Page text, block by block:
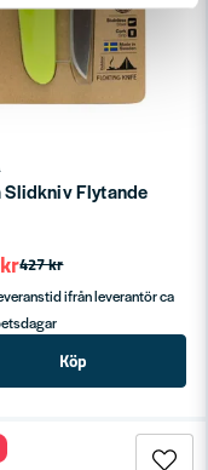
trubbig spets
Slidkniv Flytande
427 kr
ifrån leverantör ca
Köp